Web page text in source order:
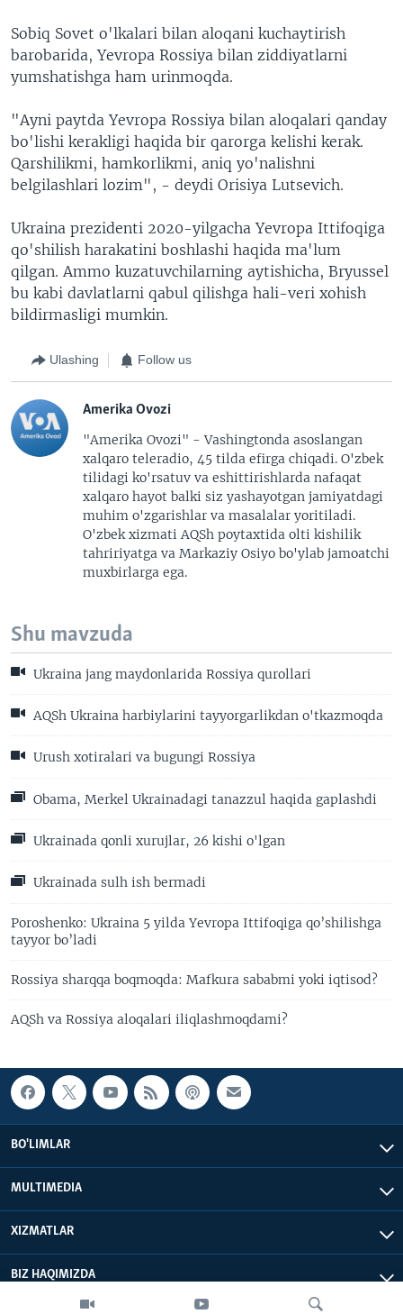
Sobiq Sovet o'lkalari bilan aloqani kuchaytirish
barobarida, Yevropa Rossiya bilan ziddiyatlarni
yumshatishga ham urinmoqda.
"Ayni paytda Yevropa Rossiya bilan aloqalari qanday
bo'lishi kerakligi haqida bir qarorga kelishi kerak.
Qarshilikmi, hamkorlikmi, aniq yo'nalishni
belgilashlari lozim", - deydi Orisiya Lutsevich.
Ukraina prezidenti 2020-yilgacha Yevropa Ittifoqiga
qo'shilish harakatini boshlashi haqida ma'lum
qilgan. Ammo kuzatuvchilarning aytishicha, Bryussel
bu kabi davlatlarni qabul qilishga hali-veri xohish
bildirmasligi mumkin.
Ulashing Follow us
Amerika Ovozi
"Amerika Ovozi" - Vashingtonda asoslangan
xalqaro teleradio, 45 tilda efirga chiqadi. O'zbek
tilidagi ko'rsatuv va eshittirishlarda nafaqat
xalqaro hayot balki siz yashayotgan jamiyatdagi
muhim o'zgarishlar va masalalar yoritiladi.
O'zbek xizmati AQSh poytaxtida olti kishilik
tahririyatga va Markaziy Osiyo bo'ylab jamoatchi
muxbirlarga ega.
Shu mavzuda
Ukraina jang maydonlarida Rossiya qurollari
AQSh Ukraina harbiylarini tayyorgarlikdan o'tkazmoqda
Urush xotiralari va bugungi Rossiya
Obama, Merkel Ukrainadagi tanazzul haqida gaplashdi
Ukrainada qonli xurujlar, 26 kishi o'lgan
Ukrainada sulh ish bermadi
Poroshenko: Ukraina 5 yilda Yevropa Ittifoqiga qo’shilishga
tayyor bo’ladi
Rossiya sharqqa boqmoqda: Mafkura sababmi yoki iqtisod?
AQSh va Rossiya aloqalari iliqlashmoqdami?
BO'LIMLAR
MULTIMEDIA
XIZMATLAR
BIZ HAQIMIZDA